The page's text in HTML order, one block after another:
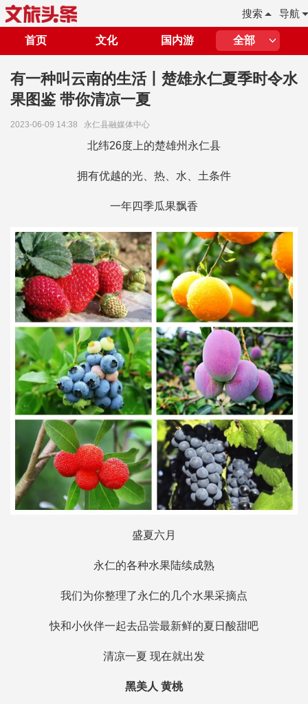
导航
搜索
首页 文化 国内游 全部
有一种叫云南的生活丨楚雄永仁夏季时令水
果图鉴 带你清凉一夏
2023-06-09 14:38 永仁县融媒体中心
北纬26度上的楚雄州永仁县
拥有优越的光、热、水、土条件
一年四季瓜果飘香
盛夏六月
永仁的各种水果陆续成熟
我们为你整理了永仁的几个水果采摘点
快和小伙伴一起去品尝最新鲜的夏日酸甜吧
清凉一夏 现在就出发
黑美人 黄桃